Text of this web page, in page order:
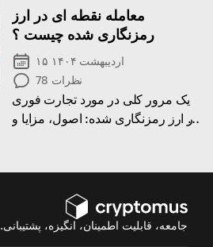
را در فروشگاه آنلاین پرستاشاپ خود
معامله نقطه ای در ارز
رمزنگاری شده چیست ؟
۱۵ اردیبهشت ۱۴۰۴
78 نظرات
یک مرور کلی در مورد تجارت فوری
در ارز رمزنگاری شده: اصول، مزایا و
جامعه، قابلیت اطمینان، انگیزه، پشتیبانی.